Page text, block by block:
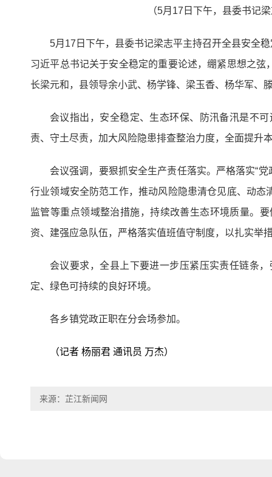
（5月17日下午，县委书记
5月17日下午，县委书记梁志平主持召开全县安全
习近平总书记关于安全稳定的重要论述，绷紧思想之
长梁元和，县领导余小武、杨学锋、梁玉香、杨华军、
会议指出，安全稳定、生态环保、防汛备汛是不
责、守土尽责，加大风险隐患排查整治力度，全面提升
会议强调，要狠抓安全生产责任落实。严格落实“
行业领域安全防范工作，推动风险隐患清仓见底、动
监管等重点领域整治措施，持续改善生态环境质量。
资、建强应急队伍，严格落实值班值守制度，以扎实举
会议要求，全县上下要进一步压紧压实责任链条
定、绿色可持续的良好环境。
各乡镇党政正职在分会场参加。
（记者 杨丽君 通讯员 万杰）
来源：芷江新闻网